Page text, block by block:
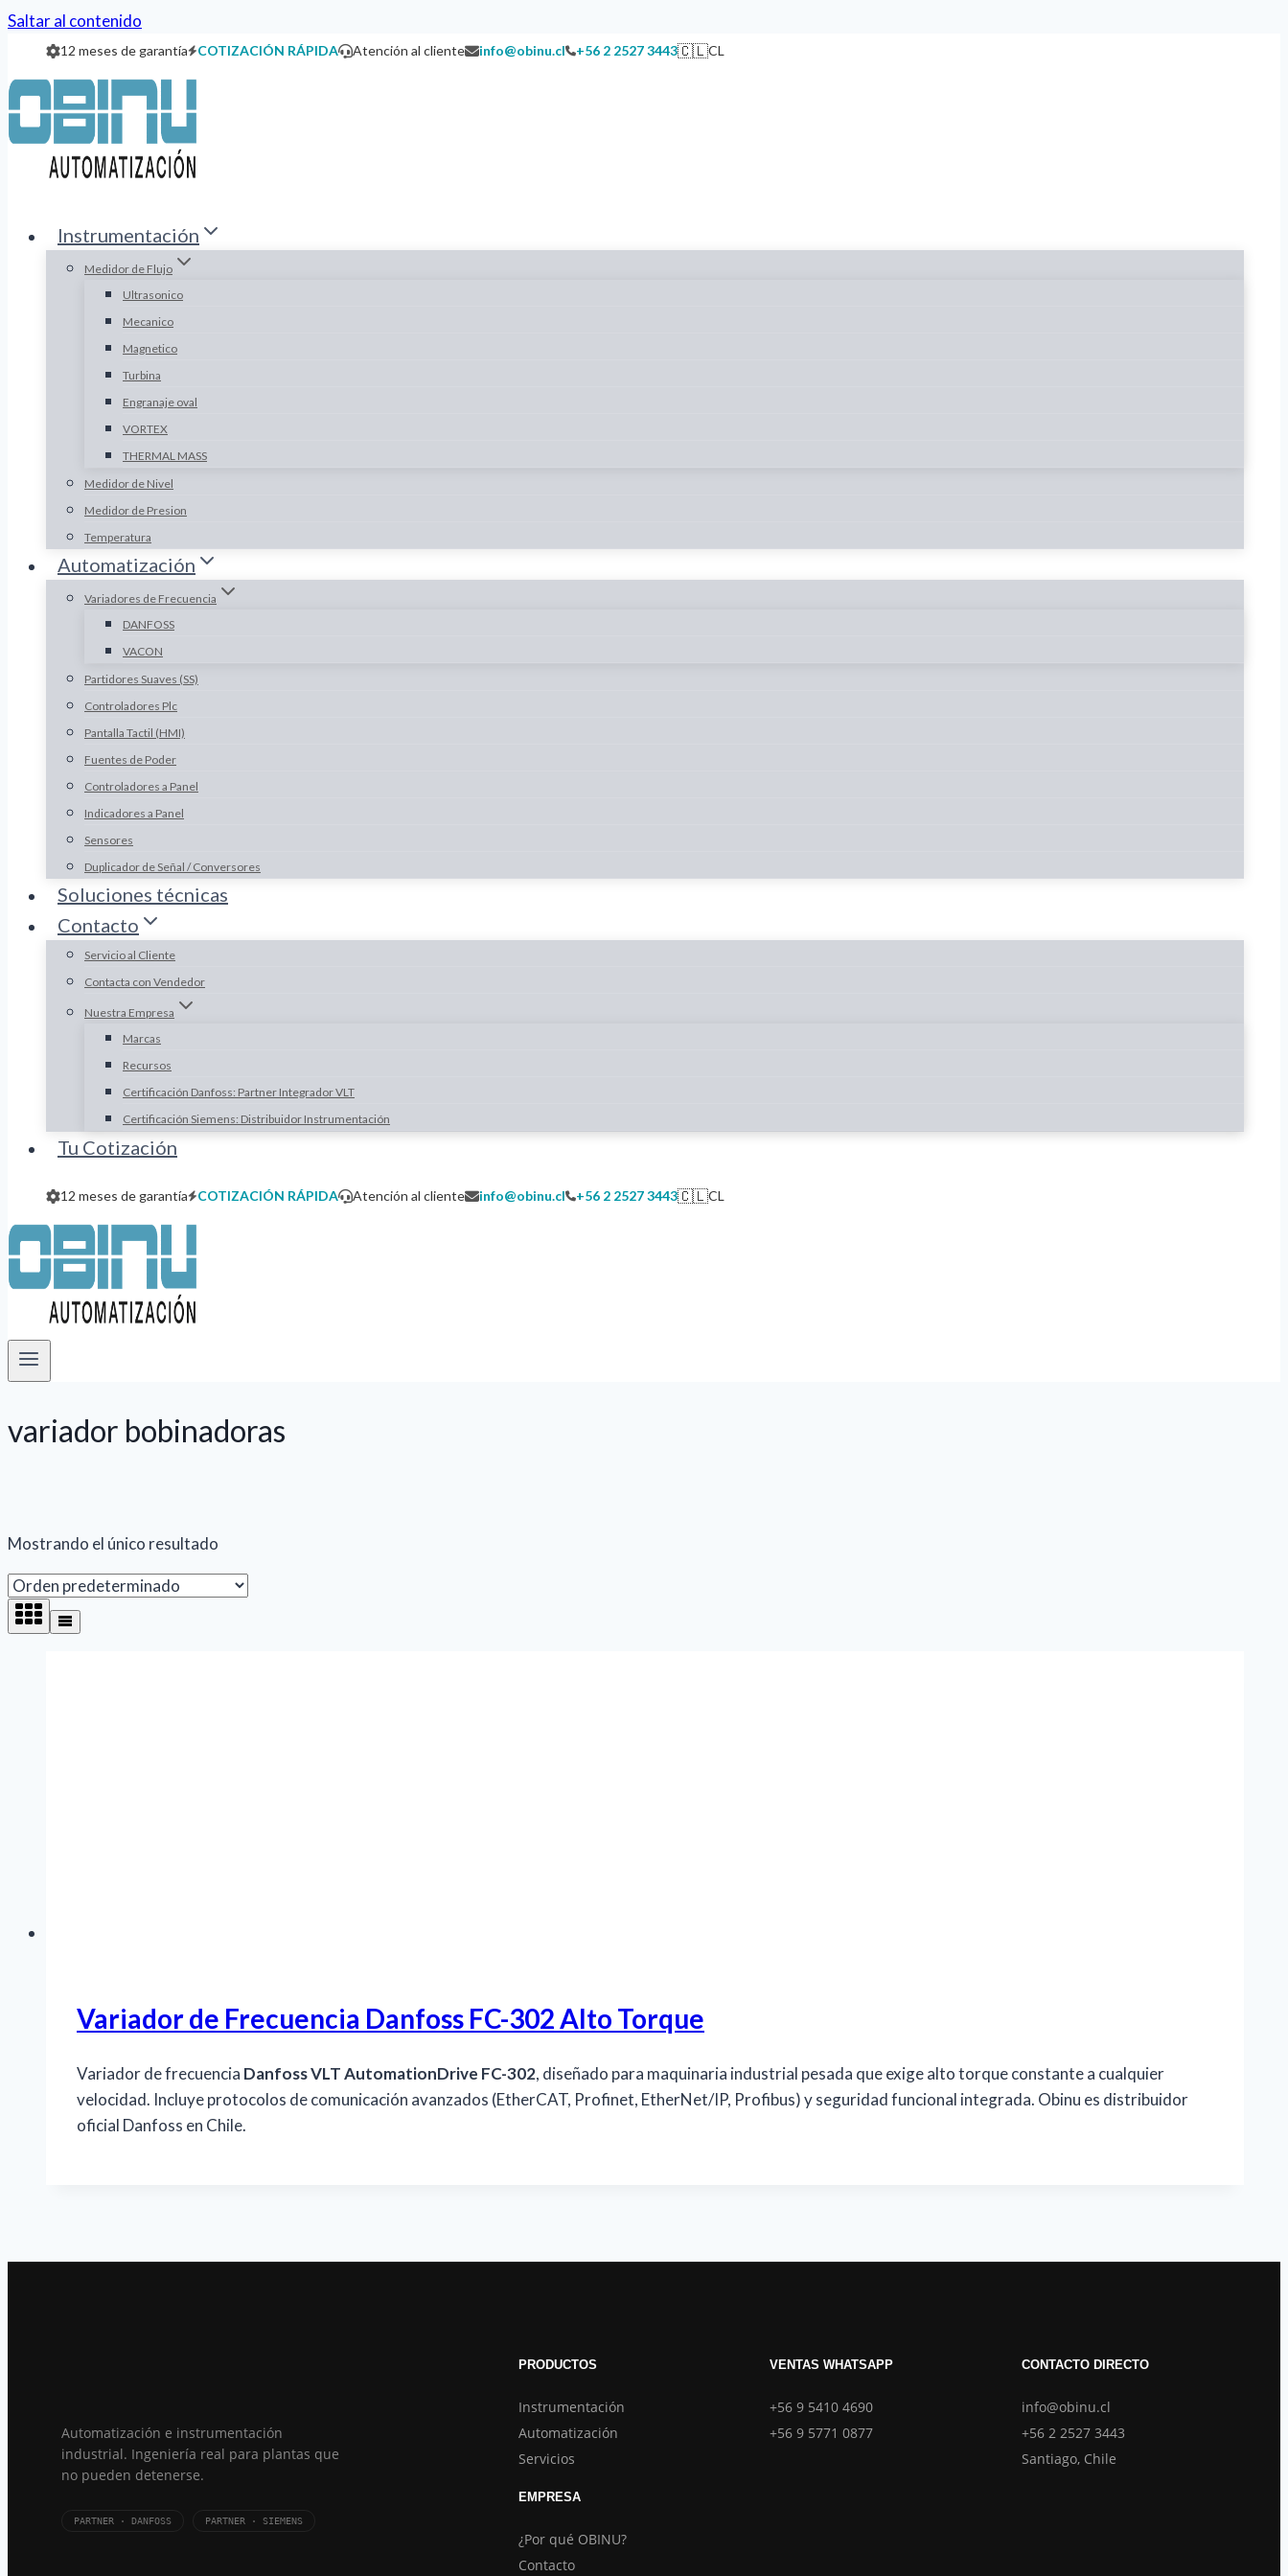
Saltar al contenido
12 meses de garantía COTIZACIÓN RÁPIDA Atención al cliente info@obinu.cl +56 2 2527 3443🇨🇱CL
Instrumentación
Medidor de Flujo
Ultrasonico
Mecanico
Magnetico
Turbina
Engranaje oval
VORTEX
THERMAL MASS
Medidor de Nivel
Medidor de Presion
Temperatura
Automatización
Variadores de Frecuencia
DANFOSS
VACON
Partidores Suaves (SS)
Controladores Plc
Pantalla Tactil (HMI)
Fuentes de Poder
Controladores a Panel
Indicadores a Panel
Sensores
Duplicador de Señal / Conversores
Soluciones técnicas
Contacto
Servicio al Cliente
Contacta con Vendedor
Nuestra Empresa
Marcas
Recursos
Certificación Danfoss: Partner Integrador VLT
Certificación Siemens: Distribuidor Instrumentación
Tu Cotización
12 meses de garantía COTIZACIÓN RÁPIDA Atención al cliente info@obinu.cl +56 2 2527 3443🇨🇱CL
variador bobinadoras
Mostrando el único resultado
Variador de Frecuencia Danfoss FC-302 Alto Torque
Variador de frecuencia Danfoss VLT AutomationDrive FC-302, diseñado para maquinaria industrial pesada que exige alto torque constante a cualquier
velocidad. Incluye protocolos de comunicación avanzados (EtherCAT, Profinet, EtherNet/IP, Profibus) y seguridad funcional integrada. Obinu es distribuidor
oficial Danfoss en Chile.
Automatización e instrumentación
industrial. Ingeniería real para plantas que
no pueden detenerse.
PARTNER · DANFOSS PARTNER · SIEMENS
PRODUCTOS
Instrumentación
Automatización
Servicios
EMPRESA
¿Por qué OBINU?
Contacto
VENTAS WHATSAPP
+56 9 5410 4690
+56 9 5771 0877
CONTACTO DIRECTO
info@obinu.cl
+56 2 2527 3443
Santiago, Chile